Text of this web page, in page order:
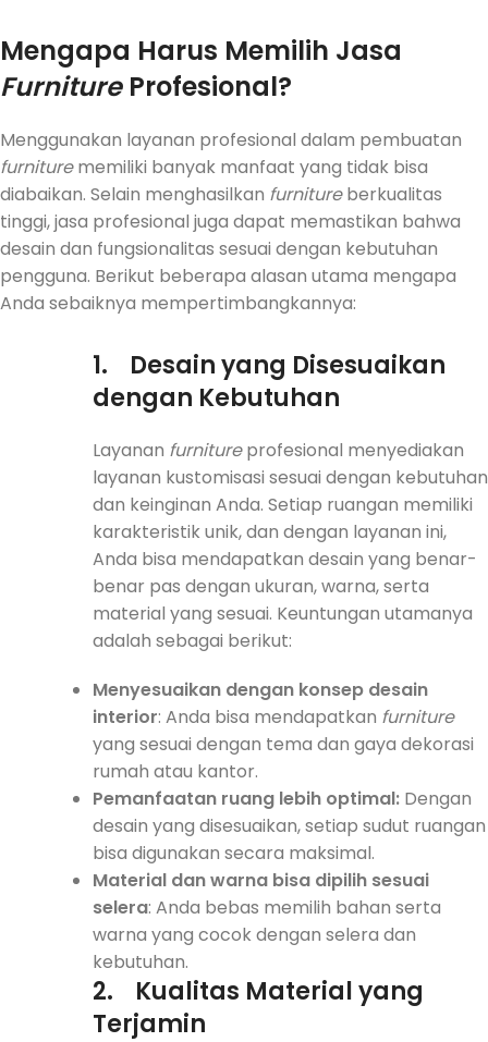
Mengapa Harus Memilih Jasa
FurnitureProfesional?
Menggunakan layanan profesional dalam pembuatan
furniturememiliki banyak manfaat yang tidak bisa
diabaikan. Selain menghasilkan furnitureberkualitas
tinggi, jasa profesional juga dapat memastikan bahwa
desain dan fungsionalitas sesuai dengan kebutuhan
pengguna. Berikut beberapa alasan utama mengapa
Anda sebaiknya mempertimbangkannya:
1. Desain yang Disesuaikan
dengan Kebutuhan
Layanan furnitureprofesional menyediakan
layanan kustomisasi sesuai dengan kebutuhan
dan keinginan Anda. Setiap ruangan memiliki
karakteristik unik, dan dengan layanan ini,
Anda bisa mendapatkan desain yang benar-
benar pas dengan ukuran, warna, serta
material yang sesuai. Keuntungan utamanya
adalah sebagai berikut:
Menyesuaikan dengan konsep desain
interior: Anda bisa mendapatkan furniture
yang sesuai dengan tema dan gaya dekorasi
rumah atau kantor.
Pemanfaatan ruang lebih optimal: Dengan
desain yang disesuaikan, setiap sudut ruangan
bisa digunakan secara maksimal.
Material dan warna bisa dipilih sesuai
selera: Anda bebas memilih bahan serta
warna yang cocok dengan selera dan
kebutuhan.
2. Kualitas Material yang
Terjamin